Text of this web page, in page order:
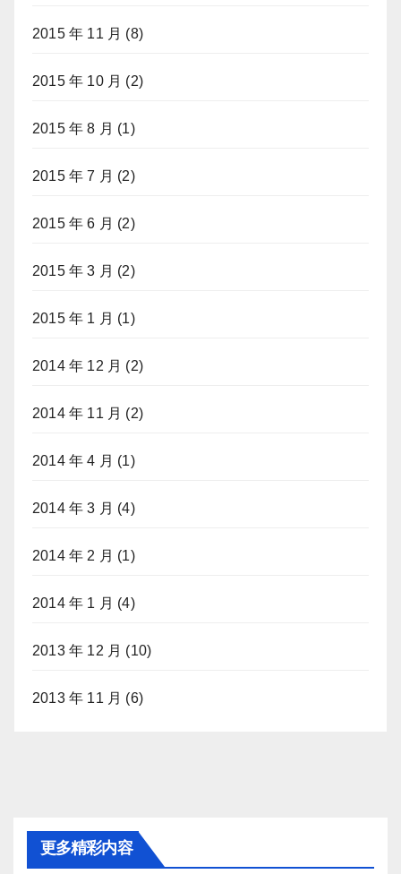
2015 年 11 月 (8)
2015 年 10 月 (2)
2015 年 8 月 (1)
2015 年 7 月 (2)
2015 年 6 月 (2)
2015 年 3 月 (2)
2015 年 1 月 (1)
2014 年 12 月 (2)
2014 年 11 月 (2)
2014 年 4 月 (1)
2014 年 3 月 (4)
2014 年 2 月 (1)
2014 年 1 月 (4)
2013 年 12 月 (10)
2013 年 11 月 (6)
更多精彩内容